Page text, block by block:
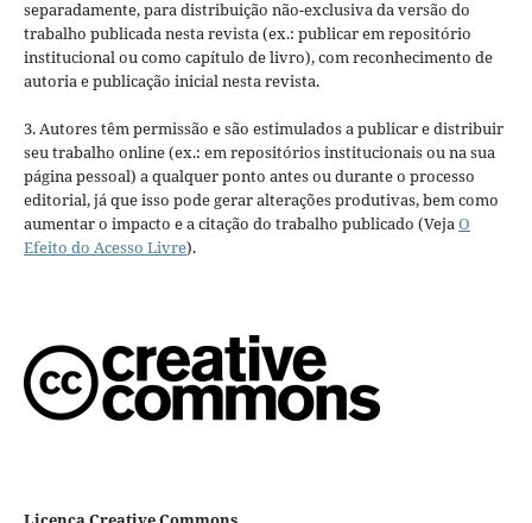
separadamente, para distribuição não-exclusiva da versão do
trabalho publicada nesta revista (ex.: publicar em repositório
institucional ou como capítulo de livro), com reconhecimento de
autoria e publicação inicial nesta revista.
3. Autores têm permissão e são estimulados a publicar e distribuir
seu trabalho online (ex.: em repositórios institucionais ou na sua
página pessoal) a qualquer ponto antes ou durante o processo
editorial, já que isso pode gerar alterações produtivas, bem como
aumentar o impacto e a citação do trabalho publicado (VejaO
Efeito do Acesso Livre).